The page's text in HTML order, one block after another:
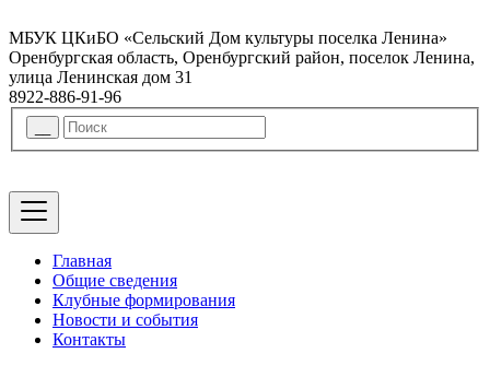
МБУК ЦКиБО «Сельский Дом культуры поселка Ленина»
Оренбургская область, Оренбургский район, поселок Ленина,
улица Ленинская дом 31
8922-886-91-96
Главная
Общие сведения
Клубные формирования
Новости и события
Контакты